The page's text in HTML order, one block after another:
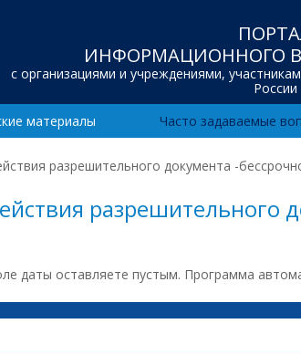
ИНФОРМАЦИОННОГО
с организациями и учреждениями,
России
материалы Часто задаваемые
разрешительного документа -
разрешительного
даты оставляете пустым. Программа